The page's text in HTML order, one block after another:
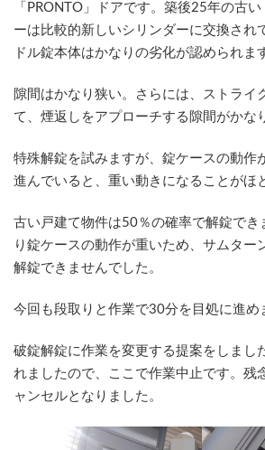
「PRONTO」ドアです。築後25年の古
ーは比較的新しいシリンダーに交換され
ドル錠本体はかなりの劣化が認められま
隙間はかなり狭い。さらには、ストライ
て、煙返しをアプローチする隙間がかな
特殊解錠を試みますが、錠ケースの動作
進んでいると、重い動きになることがほ
古い戸建て物件は50％の確率で解錠でき
り錠ケースの動作が重いため、サムター
解錠できませんでした。
今回も段取りと作業で30分を目処に進め
破錠解錠に作業を変更する提案をしまし
れましたので、ここで作業中止です。残
ャンセルとなりました。